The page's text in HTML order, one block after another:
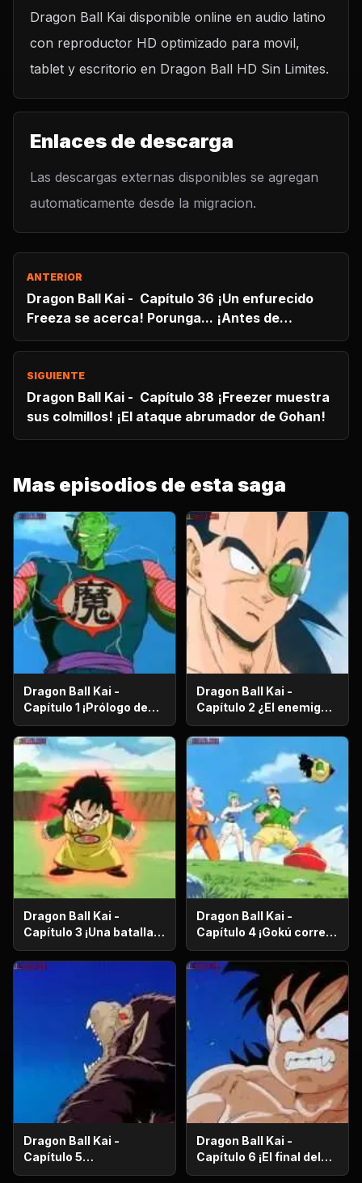
Dragon Ball Kai disponible online en audio latino
con reproductor HD optimizado para movil,
tablet y escritorio en Dragon Ball HD Sin Limites.
Enlaces de descarga
Las descargas externas disponibles se agregan
automaticamente desde la migracion.
ANTERIOR
Dragon Ball Kai - Capítulo 36 ¡Un enfurecido
Freeza se acerca! Porunga... ¡Antes de
concedernos este deseo!
SIGUIENTE
Dragon Ball Kai - Capítulo 38 ¡Freezer muestra
sus colmillos! ¡El ataque abrumador de Gohan!
Mas episodios de esta saga
Dragon Ball Kai -
Capítulo 1 ¡Prólogo de
batalla! ¡El regreso de
Gokú!
Dragon Ball Kai -
Capítulo 2 ¿El enemigo
es el hermano mayor de
Gokú? ¡El secreto de los
poderosos guerreros
Dragon Ball Kai -
Capítulo 3 ¡Una batalla
de vida o muerte! ¡El
ataque desesperado de
Dragon Ball Kai -
Capítulo 4 ¡Gokú corre
en el más allá! ¡El
camino de la serpiente
de un millón de
kilómetros!
Dragon Ball Kai -
Capítulo 5
¡Supervivencia en el
Dragon Ball Kai -
Capítulo 6 ¡El final del
camino de la serpiente!